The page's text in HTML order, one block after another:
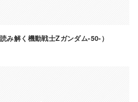
み解く機動戦士Zガンダム-50-）